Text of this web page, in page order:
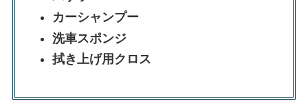
カーシャンプー
洗車スポンジ
拭き上げ用クロス